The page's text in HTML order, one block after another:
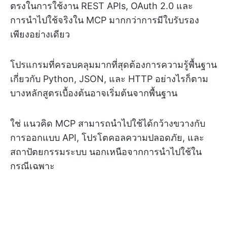
ตรงในการใช้งาน REST APIs, OAuth 2.0 และ
การนำไปใช้จริงใน MCP มากกว่าการมีใบรับรอง
เพียงอย่างเดียว
โปรแกรมที่ครอบคลุมมากที่สุดต้องการความรู้พื้นฐาน
เกี่ยวกับ Python, JSON, และ HTTP อย่างไรก็ตาม
บางหลักสูตรเบื้องต้นอาจเริ่มต้นจากพื้นฐาน
ใช่ แนวคิด MCP สามารถนำไปใช้ได้กว้างขวางกับ
การออกแบบ API, โปรโตคอลความปลอดภัย, และ
สถาปัตยกรรมระบบ นอกเหนือจากการนำไปใช้ใน
กรณีเฉพาะ